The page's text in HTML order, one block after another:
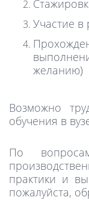
Участие в
желанию)
Возможно
обучения в
По
практики и
пожалуйста,